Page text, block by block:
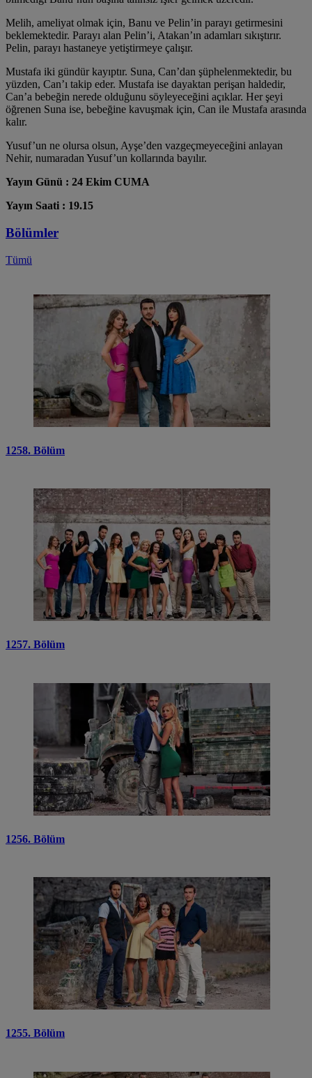
Melih, ameliyat olmak için, Banu ve Pelin’in parayı getirmesini
beklemektedir. Parayı alan Pelin’i, Atakan’ın adamları sıkıştırır.
Pelin, parayı hastaneye yetiştirmeye çalışır.
Mustafa iki gündür kayıptır. Suna, Can’dan şüphelenmektedir, bu
yüzden, Can’ı takip eder. Mustafa ise dayaktan perişan haldedir,
Can’a bebeğin nerede olduğunu söyleyeceğini açıklar. Her şeyi
öğrenen Suna ise, bebeğine kavuşmak için, Can ile Mustafa arasında
kalır.
Yusuf’un ne olursa olsun, Ayşe’den vazgeçmeyeceğini anlayan
Nehir, numaradan Yusuf’un kollarında bayılır.
Yayın Günü : 24 Ekim CUMA
Yayın Saati : 19.15
Bölümler
Tümü
1258. Bölüm
1257. Bölüm
1256. Bölüm
1255. Bölüm